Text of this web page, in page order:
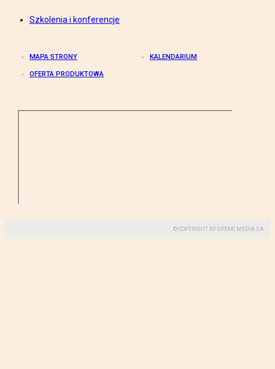
Szkolenia i konferencje
MAPA STRONY KALENDARIUM
OFERTA PRODUKTOWA
© COPYRIGHT BY GREMI MEDIA SA